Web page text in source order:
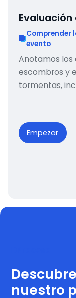
Comprender
evento
Anotamos los
escombros y
tormentas,
Empezar
nuestro